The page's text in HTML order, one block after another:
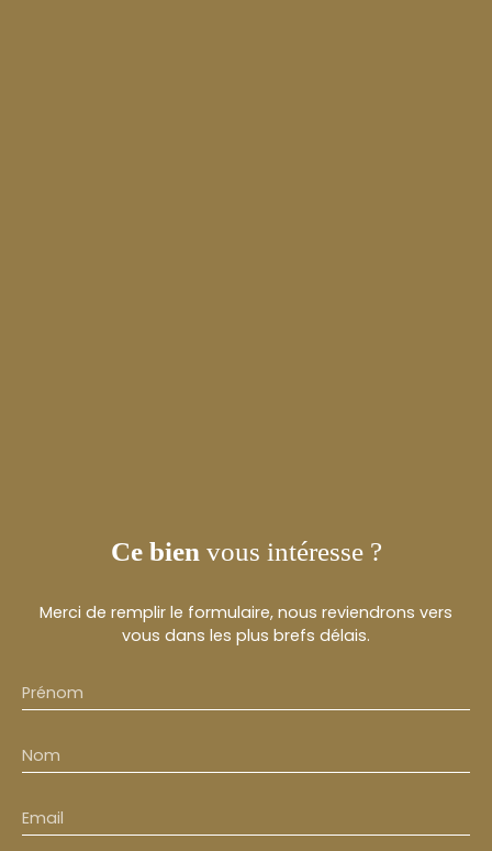
Ce bien vous intéresse ?
Merci de remplir le formulaire, nous reviendrons vers
vous dans les plus brefs délais.
Prénom
Nom
Email